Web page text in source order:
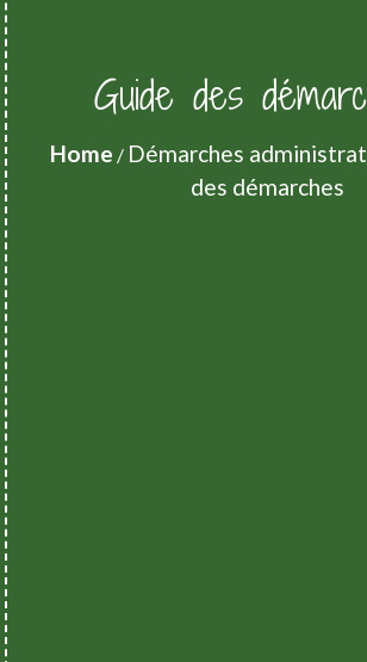
Guide des
Home / Démarches
des démarches